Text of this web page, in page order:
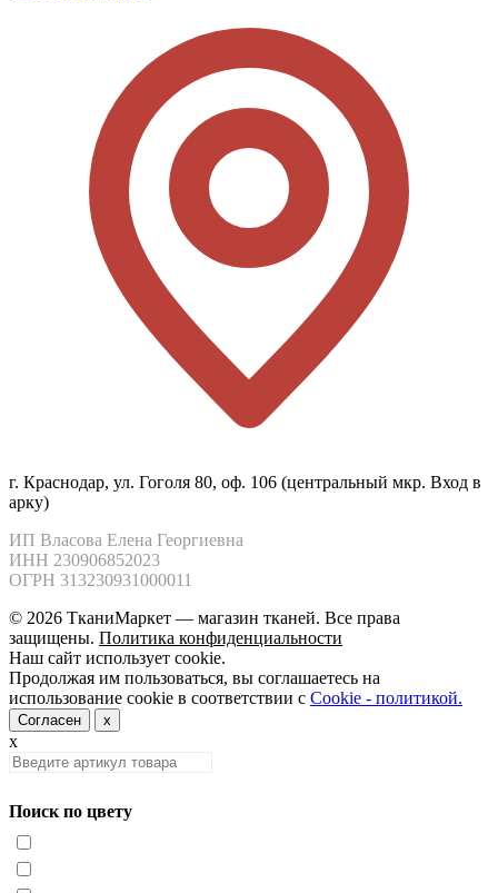
г. Краснодар, ул. Гоголя 80, оф. 106 (центральный мкр. Вход в
арку)
ИП Власова Елена Георгиевна
ИНН 230906852023
ОГРН 313230931000011
© 2026 ТканиМаркет — магазин тканей. Все права
защищены. Политика конфиденциальности
Наш сайт использует cookie.
Продолжая им пользоваться, вы соглашаетесь на
использование cookie в соответствии с Cookie - политикой.
Согласен x
x
Поиск по цвету